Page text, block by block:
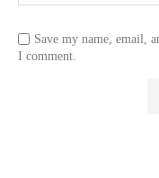
Save my name, email,
I comment.